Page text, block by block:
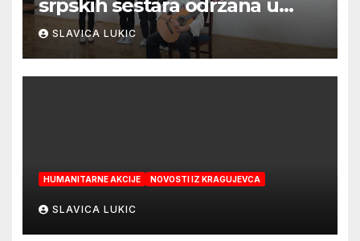
srpskih sestara održana u
Kragujevcu
SLAVICA LUKIC
HUMANITARNE AKCIJE NOVOSTI IZ KRAGUJEVCA
SLAVICA LUKIC